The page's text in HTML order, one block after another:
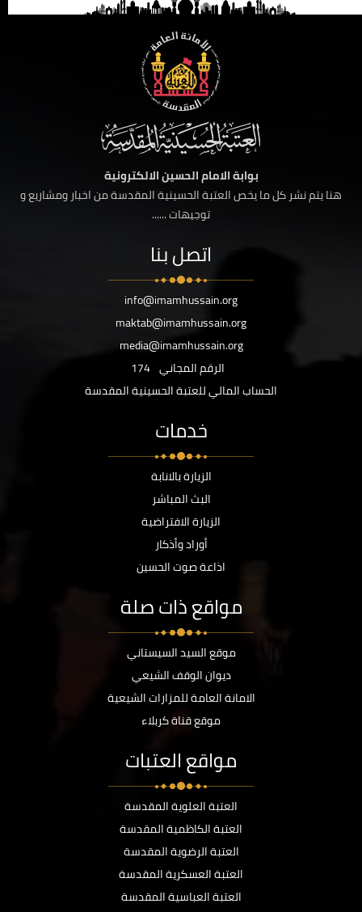
بوابة الامام الحسين الالكترونية
هنا يتم نشر كل ما يخص العتبة الحسينية المقدسة من اخبار ومشاريع و
توجيهات ......
اتصل بنا
info@imamhussain.org
maktab@imamhussain.org
media@imamhussain.org
الرقم المجاني 174
الحساب المالي للعتبة الحسينية المقدسة
خدمات
الزيارة بالانابة
البث المباشر
الزيارة الافتراضية
أوراد وأذكار
اذاعة صوت الحسين
مواقع ذات صلة
موقع السيد السيستاني
ديوان الوقف الشيعي
الامانة العامة للمزارات الشيعية
موقع قناة كربلاء
مواقع العتبات
العتبة العلوية المقدسة
العتبة الكاظمية المقدسة
العتبة الرضوية المقدسة
العتبة العسكرية المقدسة
العتبة العباسية المقدسة